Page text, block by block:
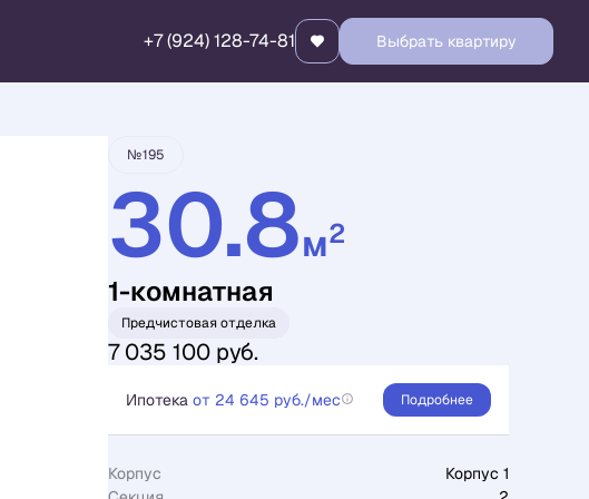
+7 (924) 128-74-81 Выбрать квартиру
Забронировать
№195
30.8м2
1-комнатная
Предчистовая отделка
7 035 100 руб.
Ипотека от 24 645 руб./мес Подробнее
Корпус
Корпус 1